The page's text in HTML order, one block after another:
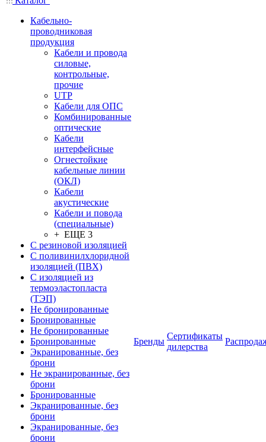
Кабельно-
проводниковая
продукция
Кабели и провода
силовые,
контрольные,
прочие
UTP
Кабели для ОПС
Комбинированные
оптические
Кабели
интерфейсные
Огнестойкие
кабельные линии
(ОКЛ)
Кабели
акустические
Кабели и повода
(специальные)
+ ЕЩЕ 3
С резиновой изоляцией
С поливинилхлоридной
изоляцией (ПВХ)
С изоляцией из
термоэластопласта
(ТЭП)
Не бронированные
Бронированные
Не бронированные
Бронированные
Экранированные, без
брони
Не экранированные, без
брони
Бронированные
Экранированные, без
брони
Экранированные, без
брони
Бренды
Сертификаты
дилерства